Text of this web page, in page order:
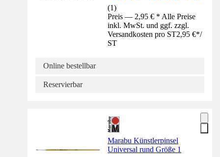
(1)
Preis — 2,95 € * Alle Preise
inkl. MwSt. und ggf. zzgl.
Versandkosten pro ST2,95 €*/
ST
Online bestellbar
Reservierbar
Marabu Künstlerpinsel
Universal rund Größe 1